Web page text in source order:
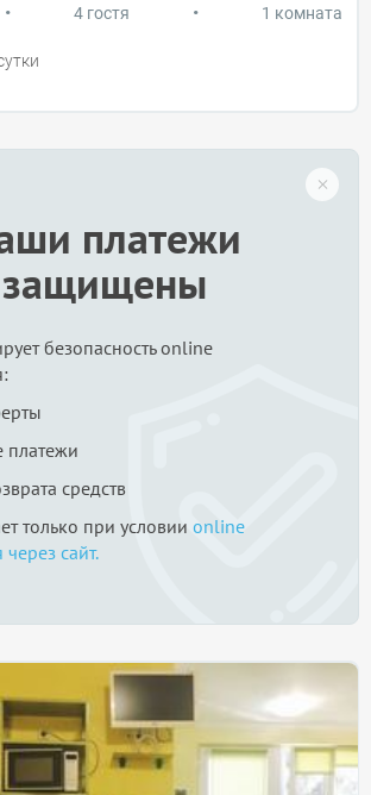
• 4 гостя • 1 комната
платежи
защищены
безопасность online
платежи
средств
только при условии online
сайт.